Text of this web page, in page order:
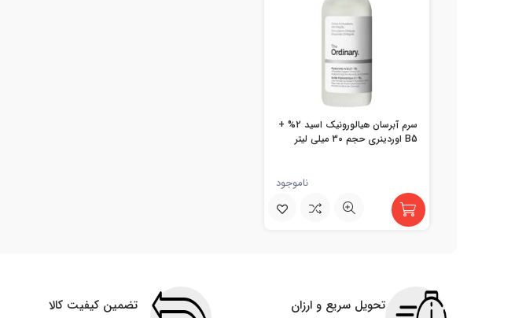
سرم آبرسان هیالورونیک اسید 2% +
B5 اوردینری حجم 30 میلی لیتر
ناموجود
تحویل سریع و ارزان تضمین کیفیت کالا